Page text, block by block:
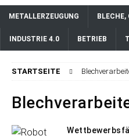
METALLERZEUGUNG BLECHE,
INDUSTRIE 4.0 BETRIEB
STARTSEITE